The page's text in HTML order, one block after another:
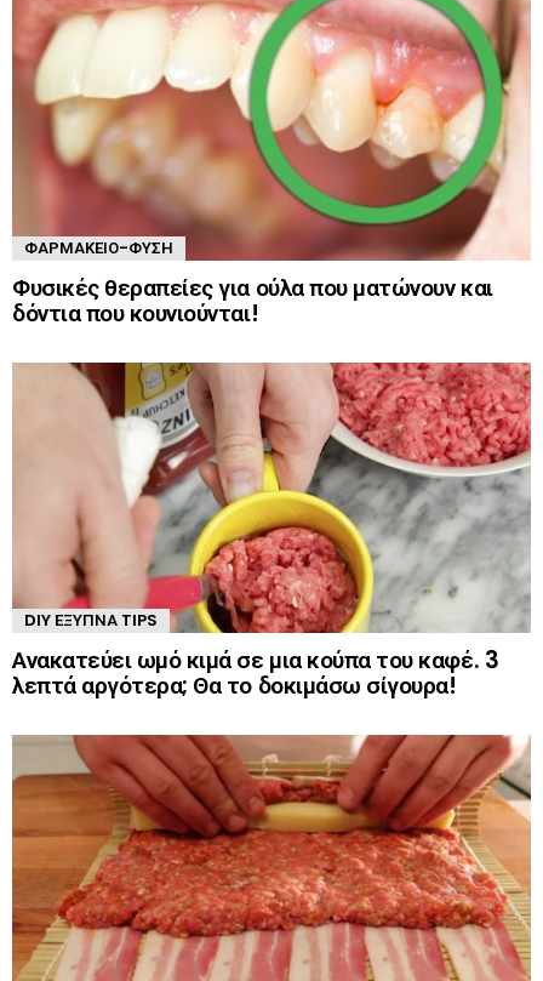
ΦΑΡΜΑΚΕΊΟ-ΦΎΣΗ
Φυσικές θεραπείες για ούλα που ματώνουν και
δόντια που κουνιούνται!
DIY ΈΞΥΠΝΑ TIPS
Ανακατεύει ωμό κιμά σε μια κούπα του καφέ. 3
λεπτά αργότερα; Θα το δοκιμάσω σίγουρα!